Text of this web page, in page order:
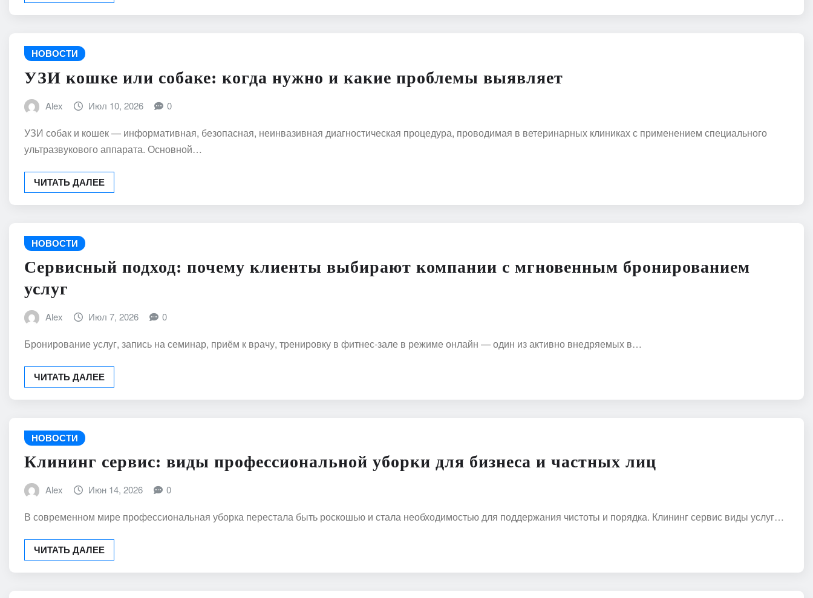
НОВОСТИ
УЗИ кошке или собаке: когда нужно и какие проблемы выявляет
Alex Июл 10, 2026 0
УЗИ собак и кошек — информативная, безопасная, неинвазивная диагностическая процедура, проводимая в ветеринарных клиниках с применением специального
ультразвукового аппарата. Основной…
ЧИТАТЬ ДАЛЕЕ
НОВОСТИ
Сервисный подход: почему клиенты выбирают компании с мгновенным бронированием
услуг
Alex Июл 7, 2026 0
Бронирование услуг, запись на семинар, приём к врачу, тренировку в фитнес-зале в режиме онлайн — один из активно внедряемых в…
ЧИТАТЬ ДАЛЕЕ
НОВОСТИ
Клининг сервис: виды профессиональной уборки для бизнеса и частных лиц
Alex Июн 14, 2026 0
В современном мире профессиональная уборка перестала быть роскошью и стала необходимостью для поддержания чистоты и порядка. Клининг сервис виды услуг…
ЧИТАТЬ ДАЛЕЕ